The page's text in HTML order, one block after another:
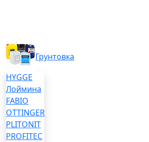
Грунтовка
HYGGE
Лоймина
FABIO
OTTINGER
PLITONIT
PROFITEC